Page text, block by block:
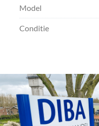
Model
Conditie